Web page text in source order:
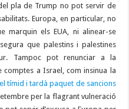
pla de Trump no pot servir de
Europa, en particular, no
marquin els EUA, ni alinear-se
que palestins i palestines
Tampoc pot renunciar a la
comptes a Israel, com insinua la
tímid i tardà paquet de sancions
per la flagrant vulneració